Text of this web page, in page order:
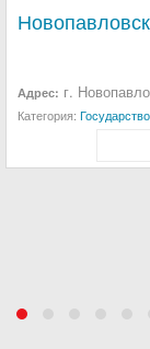
Адрес: г.
Категория: